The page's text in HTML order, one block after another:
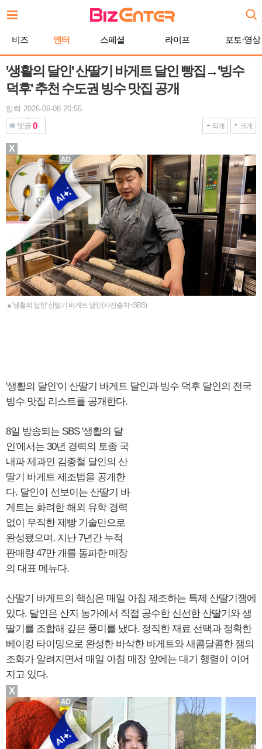
문
비즈 엔터 스페셜 라이프 포토·영상
'생활의 달인' 산딸기 바게트 달인 빵집→'빙수
덕후' 추천 수도권 빙수 맛집 공개
입력 2026-06-08 20:55
댓글 0 작게 크게
▲'생활의 달인' 산딸기 바게트 달인(사진출처=SBS)
'생활의 달인'이 산딸기 바게트 달인과 빙수 덕후 달인의 전국
빙수 맛집 리스트를 공개한다.
8일 방송되는 SBS '생활의 달
인'에서는 30년 경력의 토종 국
내파 제과인 김종철 달인의 산
딸기 바게트 제조법을 공개한
다. 달인이 선보이는 산딸기 바
게트는 화려한 해외 유학 경력
없이 우직한 제빵 기술만으로
완성됐으며, 지난 7년간 누적
판매량 47만 개를 돌파한 매장
의 대표 메뉴다.
산딸기 바게트의 핵심은 매일 아침 제조하는 특제 산딸기잼에
있다. 달인은 산지 농가에서 직접 공수한 신선한 산딸기와 생
딸기를 조합해 깊은 풍미를 냈다. 정직한 재료 선택과 정확한
베이킹 타이밍으로 완성한 바삭한 바게트와 새콤달콤한 잼의
조화가 알려지면서 매일 아침 매장 앞에는 대기 행렬이 이어
지고 있다.
X
X